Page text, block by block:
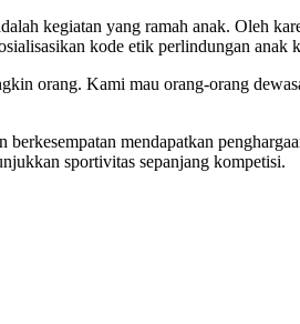
kegiatan yang ramah anak. Oleh
kode etik perlindungan
orang. Kami mau orang-orang
mendapatkan
sportivitas sepanjang kompetisi.